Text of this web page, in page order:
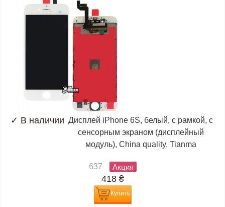
✓ В наличии Дисплей iPhone 6S, белый, с рамкой, с
сенсорным экраном (дисплейный
модуль), China quality, Tianma
637 Акция
418 ₴
Купить